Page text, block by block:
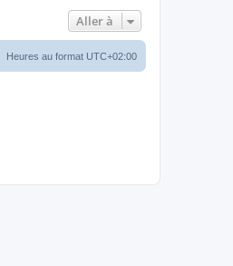
Aller à
Heures au format UTC+02:00